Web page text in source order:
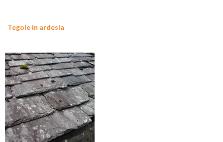
Tegole in ardesia